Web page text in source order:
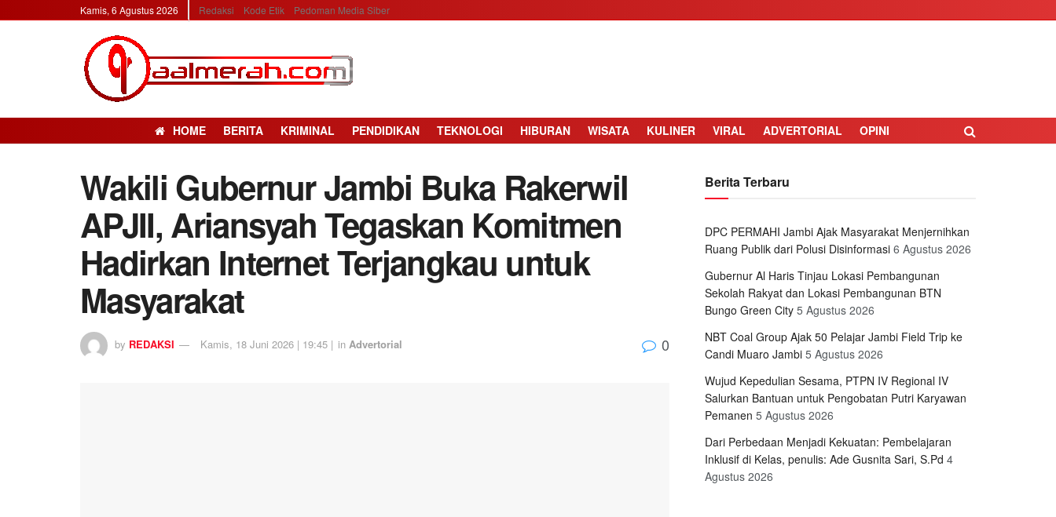
Kamis, 6 Agustus 2026 Redaksi Kode Etik Pedoman Media Siber
HOME BERITA KRIMINAL PENDIDIKAN TEKNOLOGI HIBURAN WISATA KULINER VIRAL ADVERTORIAL OPINI
Wakili Gubernur Jambi Buka Rakerwil
APJII, Ariansyah Tegaskan Komitmen
Hadirkan Internet Terjangkau untuk
Masyarakat
by REDAKSI Kamis, 18 Juni 2026 | 19:45 | in Advertorial 0
Berita Terbaru
DPC PERMAHI Jambi Ajak Masyarakat Menjernihkan
Ruang Publik dari Polusi Disinformasi 6 Agustus 2026
Gubernur Al Haris Tinjau Lokasi Pembangunan
Sekolah Rakyat dan Lokasi Pembangunan BTN
Bungo Green City 5 Agustus 2026
NBT Coal Group Ajak 50 Pelajar Jambi Field Trip ke
Candi Muaro Jambi 5 Agustus 2026
Wujud Kepedulian Sesama, PTPN IV Regional IV
Salurkan Bantuan untuk Pengobatan Putri Karyawan
Pemanen 5 Agustus 2026
Dari Perbedaan Menjadi Kekuatan: Pembelajaran
Inklusif di Kelas, penulis: Ade Gusnita Sari, S.Pd 4
Agustus 2026